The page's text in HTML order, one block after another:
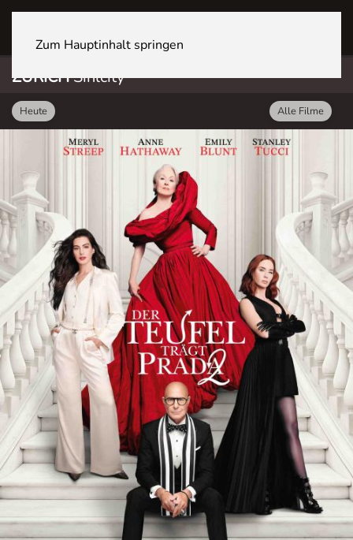
Zum Hauptinhalt springen
ZÜRICHSihlcity
Heute Alle Filme